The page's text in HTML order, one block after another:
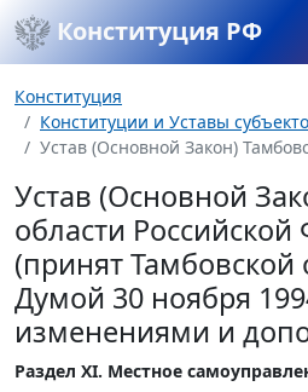
Конституция РФ
Конституция
Конституции и Уставы
Устав (Основной Закон)
Устав (Основной
области
(принят Тамбовской
Думой 30 ноября
изменениями и
Раздел XI. Местное